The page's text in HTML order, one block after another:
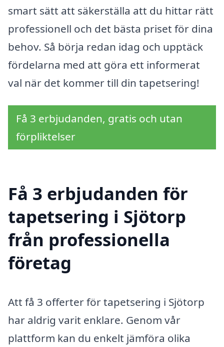
smart sätt att säkerställa att du hittar rätt
professionell och det bästa priset för dina
behov. Så börja redan idag och upptäck
fördelarna med att göra ett informerat
val när det kommer till din tapetsering!
Få 3 erbjudanden, gratis och utan
förpliktelser
Få 3 erbjudanden för
tapetsering i Sjötorp
från professionella
företag
Att få 3 offerter för tapetsering i Sjötorp
har aldrig varit enklare. Genom vår
plattform kan du enkelt jämföra olika